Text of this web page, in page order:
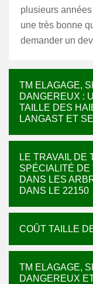
plusieurs
une très bonne
demander un
TM ELAGAGE,
DANGEREUX :
TAILLE DES
LANGAST ET
LE TRAVAIL DE
SPÉCIALITÉ DE
DANS LES
DANS LE 22150
COÛT TAILLE
TM ELAGAGE,
DANGEREUX